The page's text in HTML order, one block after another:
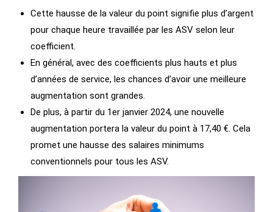
Cette hausse de la valeur du point signifie plus d’argent
pour chaque heure travaillée par les ASV selon leur
coefficient.
En général, avec des coefficients plus hauts et plus
d’années de service, les chances d’avoir une meilleure
augmentation sont grandes.
De plus, à partir du 1er janvier 2024, une nouvelle
augmentation portera la valeur du point à 17,40 €. Cela
promet une hausse des salaires minimums
conventionnels pour tous les ASV.